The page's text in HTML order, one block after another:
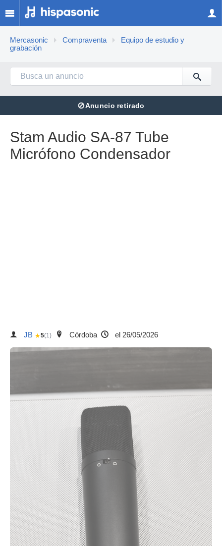
Mercasonic Compraventa
Equipo de estudio y
grabación
⊘Anuncio retirado
Stam Audio SA-87 Tube
Micrófono Condensador
JB ★5(1) Córdoba el 26/05/2026